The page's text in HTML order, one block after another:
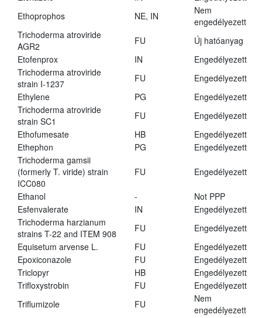
Ethoprophos
NE, IN
Nem
engedélyezett
Trichoderma atroviride
AGR2
FU
Új hatóanyag
Etofenprox
IN
Engedélyezett
Trichoderma atroviride
strain I-1237
FU
Engedélyezett
Ethylene
PG
Engedélyezett
Trichoderma atroviride
strain SC1
FU
Engedélyezett
Ethofumesate
HB
Engedélyezett
Ethephon
PG
Engedélyezett
Trichoderma gamsii
(formerly T. viride) strain
ICC080
FU Engedélyezett
Ethanol -
Not PPP
Esfenvalerate
IN
Engedélyezett
Trichoderma harzianum
strains T-22 and ITEM 908
FU
Engedélyezett
Equisetum arvense L.
FU
Engedélyezett
Epoxiconazole
FU
Engedélyezett
Triclopyr
HB
Engedélyezett
Trifloxystrobin
FU
Engedélyezett
Triflumizole
FU
Nem
engedélyezett